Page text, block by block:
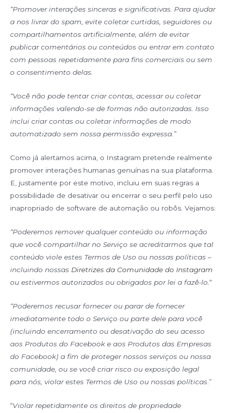
“Promover interações sinceras e significativas. Para ajudar
a nos livrar do spam, evite coletar curtidas, seguidores ou
compartilhamentos artificialmente, além de evitar
publicar comentários ou conteúdos ou entrar em contato
com pessoas repetidamente para fins comerciais ou sem
o consentimento delas.
“Você não pode tentar criar contas, acessar ou coletar
informações valendo-se de formas não autorizadas. Isso
inclui criar contas ou coletar informações de modo
automatizado sem nossa permissão expressa.”
Como já alertamos acima, o Instagram pretende realmente
promover interações humanas genuínas na sua plataforma.
E, justamente por este motivo, incluiu em suas regras a
possibilidade de desativar ou encerrar o seu perfil pelo uso
inapropriado de software de automação ou robôs. Vejamos:
“Poderemos remover qualquer conteúdo ou informação
que você compartilhar no Serviço se acreditarmos que tal
conteúdo viole estes Termos de Uso ou nossas políticas –
incluindo nossas Diretrizes da Comunidade do Instagram
ou estivermos autorizados ou obrigados por lei a fazê-lo. “
“Poderemos recusar fornecer ou parar de fornecer
imediatamente todo o Serviço ou parte dele para você
(incluindo encerramento ou desativação do seu acesso
aos Produtos do Facebook e aos Produtos das Empresas
do Facebook) a fim de proteger nossos serviços ou nossa
comunidade, ou se você criar risco ou exposição legal
para nós, violar estes Termos de Uso ou nossas políticas .”
“Violar repetidamente os direitos de propriedade